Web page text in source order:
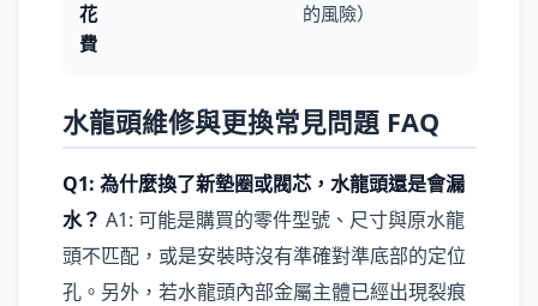
花
費
的風險）
水龍頭維修與更換常見問題 FAQ
Q1: 為什麼換了新墊圈或閥芯，水龍頭還是會漏
水？ A1: 可能是購買的零件型號、尺寸與原水龍
頭不匹配，或是安裝時沒有準確對準底部的定位
孔。另外，若水龍頭內部金屬主體已經出現裂痕